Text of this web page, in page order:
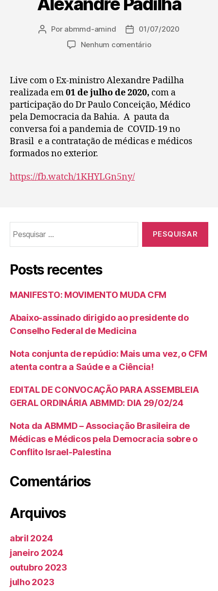
Por abmmd-amind
01/07/2020
Nenhum comentário
Live com o Ex-ministro Alexandre Padilha
realizada em01 de julho de 2020, com a
participação do Dr Paulo Conceição, Médico
pela Democracia da Bahia. A pauta da
conversa foi a pandemia de COVID-19 no
Brasil e a contratação de médicas e médicos
formados no exterior.
https://fb.watch/1KHYLGn5ny/
Posts recentes
MANIFESTO: MOVIMENTO MUDA CFM
Abaixo-assinado dirigido ao presidente do
Conselho Federal de Medicina
Nota conjunta de repúdio: Mais uma vez, o CFM
atenta contra a Saúde e a Ciência!
EDITAL DE CONVOCAÇÃO PARA ASSEMBLEIA
GERAL ORDINÁRIA ABMMD: DIA 29/02/24
Nota da ABMMD – Associação Brasileira de
Médicas e Médicos pela Democracia sobre o
Conflito Israel-Palestina
Comentários
Arquivos
abril 2024
janeiro 2024
outubro 2023
julho 2023